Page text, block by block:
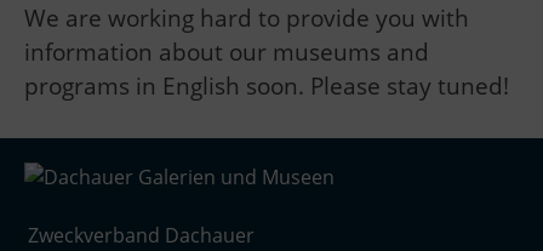
We are working hard to provide you with
information about our museums and
programs in English soon. Please stay tuned!
Zweckverband Dachauer